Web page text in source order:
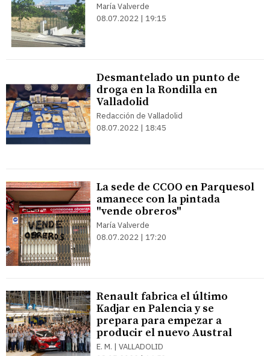
María Valverde
08.07.2022 | 19:15
Desmantelado un punto de
droga en la Rondilla en
Valladolid
Redacción de Valladolid
08.07.2022 | 18:45
La sede de CCOO en Parquesol
amanece con la pintada
"vende obreros"
María Valverde
08.07.2022 | 17:20
Renault fabrica el último
Kadjar en Palencia y se
prepara para empezar a
producir el nuevo Austral
E. M. | VALLADOLID